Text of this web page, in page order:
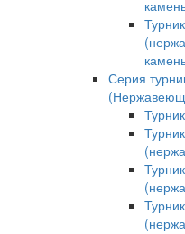
Серия